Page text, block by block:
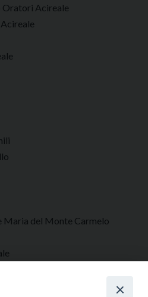
Oratori Acireale
Maria del Monte Carmelo